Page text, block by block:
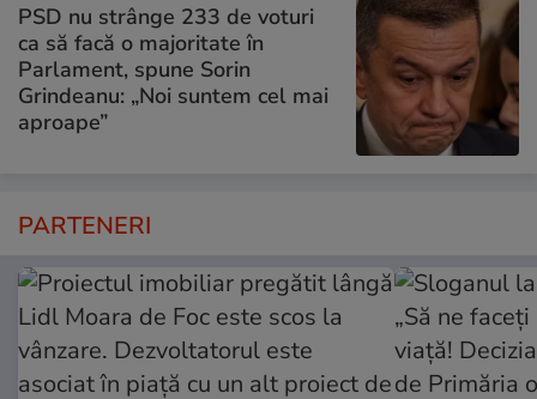
PSD nu strânge 233 de voturi
ca să facă o majoritate în
Parlament, spune Sorin
Grindeanu: „Noi suntem cel mai
aproape”
PARTENERI